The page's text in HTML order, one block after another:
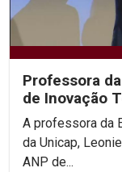
Professora
de Inovação
A professora da
da Unicap,
ANP de...